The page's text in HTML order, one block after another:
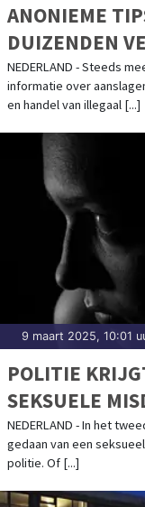
ANONIEME
DUIZENDEN
NEDERLAND - Steeds
informatie over
en handel van illegaal [...]
9 maart 2025, 10:01
POLITIE
SEKSUELE
NEDERLAND - In het
gedaan van een
politie. Of [...]